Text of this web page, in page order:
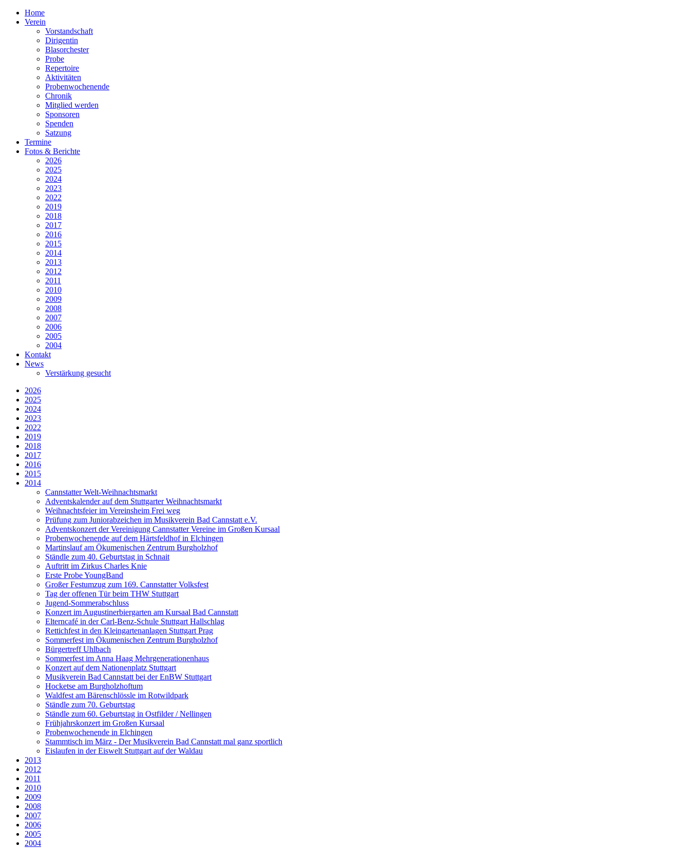
Home
Verein
Vorstandschaft
Dirigentin
Blasorchester
Probe
Repertoire
Aktivitäten
Probenwochenende
Chronik
Mitglied werden
Sponsoren
Spenden
Satzung
Termine
Fotos & Berichte
2026
2025
2024
2023
2022
2019
2018
2017
2016
2015
2014
2013
2012
2011
2010
2009
2008
2007
2006
2005
2004
Kontakt
News
Verstärkung gesucht
2026
2025
2024
2023
2022
2019
2018
2017
2016
2015
2014
Cannstatter Welt-Weihnachtsmarkt
Adventskalender auf dem Stuttgarter Weihnachtsmarkt
Weihnachtsfeier im Vereinsheim Frei weg
Prüfung zum Juniorabzeichen im Musikverein Bad Cannstatt e.V.
Adventskonzert der Vereinigung Cannstatter Vereine im Großen Kursaal
Probenwochenende auf dem Härtsfeldhof in Elchingen
Martinslauf am Ökumenischen Zentrum Burgholzhof
Ständle zum 40. Geburtstag in Schnait
Auftritt im Zirkus Charles Knie
Erste Probe YoungBand
Großer Festumzug zum 169. Cannstatter Volksfest
Tag der offenen Tür beim THW Stuttgart
Jugend-Sommerabschluss
Konzert im Augustinerbiergarten am Kursaal Bad Cannstatt
Elterncafé in der Carl-Benz-Schule Stuttgart Hallschlag
Rettichfest in den Kleingartenanlagen Stuttgart Prag
Sommerfest im Ökumenischen Zentrum Burgholzhof
Bürgertreff Uhlbach
Sommerfest im Anna Haag Mehrgenerationenhaus
Konzert auf dem Nationenplatz Stuttgart
Musikverein Bad Cannstatt bei der EnBW Stuttgart
Hocketse am Burgholzhoftum
Waldfest am Bärenschlössle im Rotwildpark
Ständle zum 70. Geburtstag
Ständle zum 60. Geburtstag in Ostfilder / Nellingen
Frühjahrskonzert im Großen Kursaal
Probenwochenende in Elchingen
Stammtisch im März - Der Musikverein Bad Cannstatt mal ganz sportlich
Eislaufen in der Eiswelt Stuttgart auf der Waldau
2013
2012
2011
2010
2009
2008
2007
2006
2005
2004